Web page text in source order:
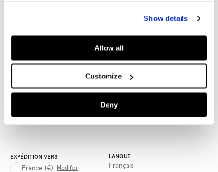
Show details
Allow all
Customize
Deny
EXPÉDITION VERS
France (€) Modifier
LANGUE
Français